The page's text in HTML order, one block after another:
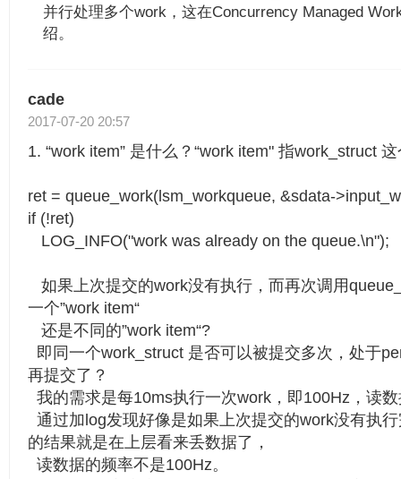
并行处理多个work，这在Concurrency Managed
绍。
cade
2017-07-20 20:57
1. “work item” 是什么？“work item" 指work_struct
ret = queue_work(lsm_workqueue, &sdata-
if (!ret)
LOG_INFO("work was already on the queue.\n");
如果上次提交的work没有执行，而再次调用
一个”work item“
还是不同的”work item“?
即同一个work_struct 是否可以被提交多次，处于
再提交了？
我的需求是每10ms执行一次work，即100Hz，读
通过加log发现好像是如果上次提交的work没有执
的结果就是在上层看来丢数据了，
读数据的频率不是100Hz。